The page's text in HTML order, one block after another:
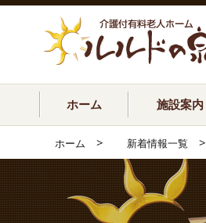
ホーム 施設案内
ホーム > 新着情報一覧 >